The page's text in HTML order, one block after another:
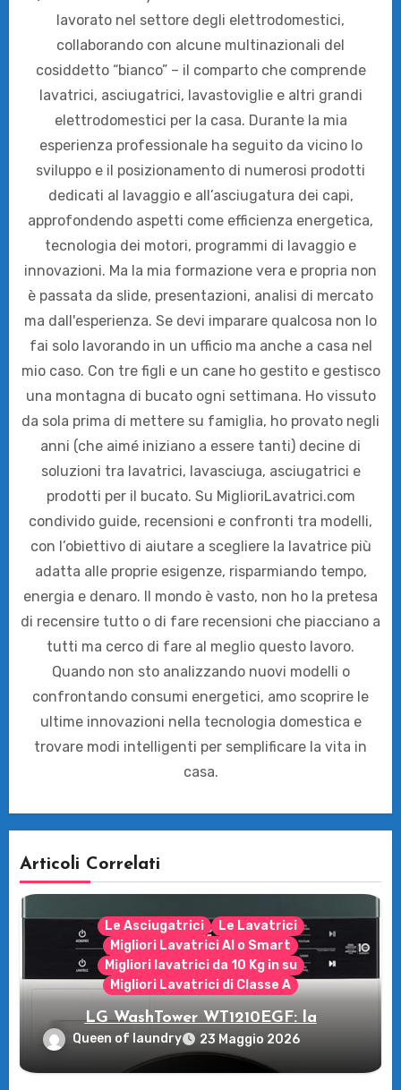
lavorato nel settore degli elettrodomestici,
collaborando con alcune multinazionali del
cosiddetto “bianco” – il comparto che comprende
lavatrici, asciugatrici, lavastoviglie e altri grandi
elettrodomestici per la casa. Durante la mia
esperienza professionale ha seguito da vicino lo
sviluppo e il posizionamento di numerosi prodotti
dedicati al lavaggio e all’asciugatura dei capi,
approfondendo aspetti come efficienza energetica,
tecnologia dei motori, programmi di lavaggio e
innovazioni. Ma la mia formazione vera e propria non
è passata da slide, presentazioni, analisi di mercato
ma dall'esperienza. Se devi imparare qualcosa non lo
fai solo lavorando in un ufficio ma anche a casa nel
mio caso. Con tre figli e un cane ho gestito e gestisco
una montagna di bucato ogni settimana. Ho vissuto
da sola prima di mettere su famiglia, ho provato negli
anni (che aimé iniziano a essere tanti) decine di
soluzioni tra lavatrici, lavasciuga, asciugatrici e
prodotti per il bucato. Su MiglioriLavatrici.com
condivido guide, recensioni e confronti tra modelli,
con l’obiettivo di aiutare a scegliere la lavatrice più
adatta alle proprie esigenze, risparmiando tempo,
energia e denaro. Il mondo è vasto, non ho la pretesa
di recensire tutto o di fare recensioni che piacciano a
tutti ma cerco di fare al meglio questo lavoro.
Quando non sto analizzando nuovi modelli o
confrontando consumi energetici, amo scoprire le
ultime innovazioni nella tecnologia domestica e
trovare modi intelligenti per semplificare la vita in
casa.
Articoli Correlati
Le Asciugatrici
Le Lavatrici
Migliori Lavatrici AI o Smart
Migliori lavatrici da 10 Kg in su
Migliori Lavatrici di Classe A
LG WashTower WT1210EGF: la
rivoluzione intelligente per il tuo bucato!
Queen of laundry 23 Maggio 2026